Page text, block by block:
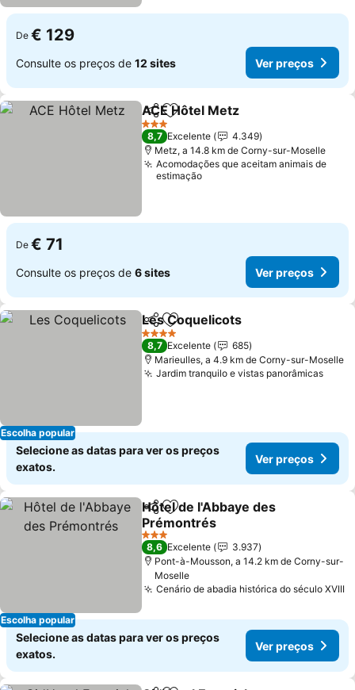
De € 129
Consulte os preços de 12 sites Ver preços
PartilharAdicionar aos favoritos
ACE Hôtel Metz
3 Estrelas
8,7 Excelente
4.349
Metz, a 14.8 km de Corny-sur-Moselle
Acomodações que aceitam animais de
estimação
De € 71
Consulte os preços de 6 sites Ver preços
Escolha popular
PartilharAdicionar aos favoritos
Les Coquelicots
4 Estrelas
8,7 Excelente
685
Marieulles, a 4.9 km de Corny-sur-Moselle
Jardim tranquilo e vistas panorâmicasVer
Selecione as datas para ver os preços
exatos.
Ver preços
Escolha popular
PartilharAdicionar aos favoritos
Hôtel de l'Abbaye des
Prémontrés
Ver preços
3 Estrelas
8,6 Excelente
3.937
Pont-à-Mousson, a 14.2 km de Corny-sur-
Moselle
Cenário de abadia histórica do século XVIII
Selecione as datas para ver os preços
exatos.
Ver preços